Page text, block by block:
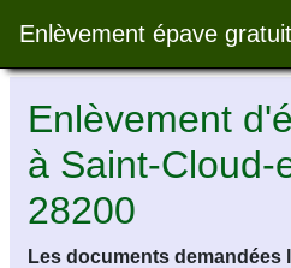
Enlèvement épave gratuit
Enlèvement
à Saint-Cloud-
28200
Les documents demandées